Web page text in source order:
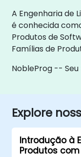
A Engenharia de
é conhecida
Produtos de
Famílias de
NobleProg --
Explore
Introdução à
Produtos com